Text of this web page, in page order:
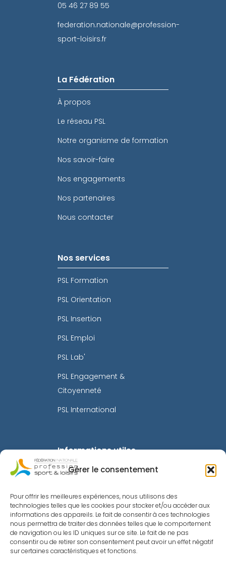
Gérer le consentement
Pour offrir les meilleures expériences, nous utilisons des
technologies telles que les cookies pour stocker et/ou accéder aux
informations des appareils. Le fait de consentir à ces technologies
nous permettra de traiter des données telles que le comportement
de navigation ou les ID uniques sur ce site. Le fait de ne pas
consentir ou de retirer son consentement peut avoir un effet négatif
sur certaines caractéristiques et fonctions.
05 46 27 89 55
federation.nationale@profession-
sport-loisirs.fr
La Fédération
À propos
Le réseau PSL
Notre organisme de formation
Nos savoir-faire
Nos engagements
Nos partenaires
Nous contacter
Nos services
PSL Formation
PSL Orientation
PSL Insertion
PSL Emploi
PSL Lab'
PSL Engagement &
Citoyenneté
PSL International
Informations utiles
Mentions légales
Politique de confidentialité
Intranet
Toutes les actualités
Le Sport Recrute